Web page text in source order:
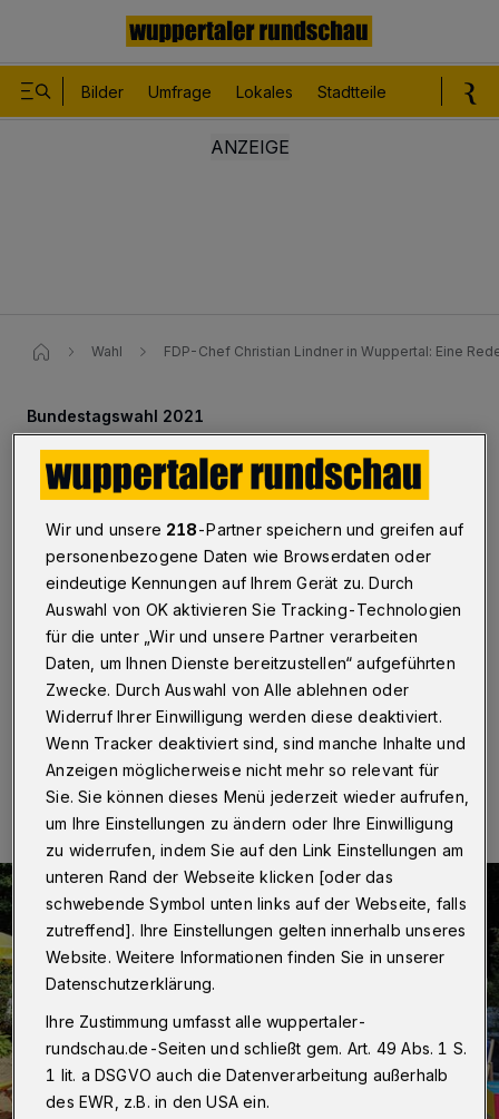
Bilder Umfrage Lokales Stadtteile
Wahl FDP-Chef Christian Lindner in Wuppertal: Eine
Bundestagswahl 2021
FDP-Chef Lindner: Eine Rede
und Kochutensilien
Wuppertal·Der FDP-Bundesvorsitzende Christian
Lindner hat am Samstag (4. August 2021) im Rahmen
des Bundestagswahlkampfs seine Geburtsstadt
Wuppertal besucht und damit den liberalen
Direktkandidaten und Bundestagsabgeordneten
Manfred Todtenhausen unterstützt.
04.09.2021 , 16:13 Uhr Eine Minute Lesezeit
Wir und unsere 218-Partner speichern und greifen auf
personenbezogene Daten wie Browserdaten oder
eindeutige Kennungen auf Ihrem Gerät zu. Durch
Auswahl von OK aktivieren Sie Tracking-Technologien
für die unter „Wir und unsere Partner verarbeiten
Daten, um Ihnen Dienste bereitzustellen“ aufgeführten
Zwecke. Durch Auswahl von Alle ablehnen oder
Widerruf Ihrer Einwilligung werden diese deaktiviert.
Wenn Tracker deaktiviert sind, sind manche Inhalte und
Anzeigen möglicherweise nicht mehr so relevant für
Sie. Sie können dieses Menü jederzeit wieder aufrufen,
um Ihre Einstellungen zu ändern oder Ihre Einwilligung
zu widerrufen, indem Sie auf den Link Einstellungen am
unteren Rand der Webseite klicken [oder das
schwebende Symbol unten links auf der Webseite, falls
zutreffend]. Ihre Einstellungen gelten innerhalb unseres
Website. Weitere Informationen finden Sie in unserer
Datenschutzerklärung.
Ihre Zustimmung umfasst alle wuppertaler-
rundschau.de-Seiten und schließt gem. Art. 49 Abs. 1 S.
1 lit. a DSGVO auch die Datenverarbeitung außerhalb
des EWR, z.B. in den USA ein.